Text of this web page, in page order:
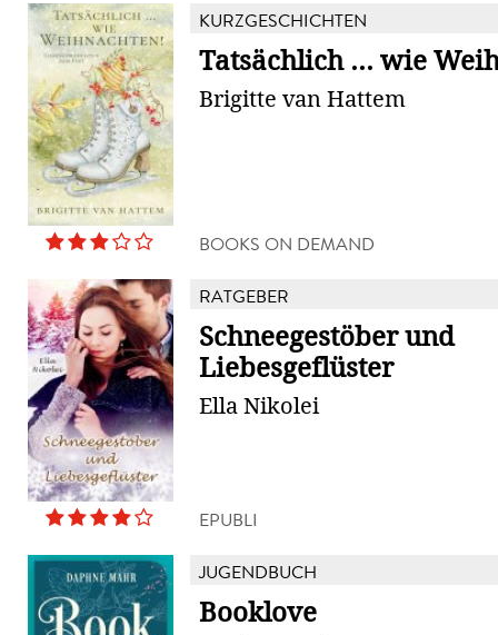
KURZGESCHICHTEN
Tatsächlich ... wie
Brigitte van Hattem
BOOKS ON DEMAND
RATGEBER
Schneegestöber und
Liebesgeflüster
Ella Nikolei
EPUBLI
JUGENDBUCH
Booklove